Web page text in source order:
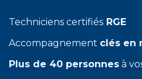
Techniciens certifiés RGE
Accompagnement clés en
Plus de 40 personnes à